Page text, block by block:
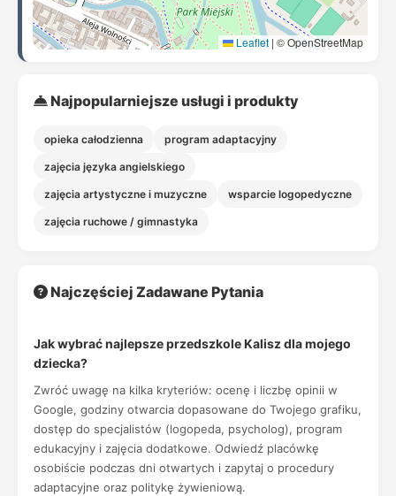
Leaflet | © OpenStreetMap
Najpopularniejsze usługi i produkty
opieka całodzienna program adaptacyjny
zajęcia języka angielskiego
zajęcia artystyczne i muzyczne wsparcie logopedyczne
zajęcia ruchowe / gimnastyka
Najczęściej Zadawane Pytania
Jak wybrać najlepsze przedszkole Kalisz dla mojego
dziecka?
Zwróć uwagę na kilka kryteriów: ocenę i liczbę opinii w
Google, godziny otwarcia dopasowane do Twojego grafiku,
dostęp do specjalistów (logopeda, psycholog), program
edukacyjny i zajęcia dodatkowe. Odwiedź placówkę
osobiście podczas dni otwartych i zapytaj o procedury
adaptacyjne oraz politykę żywieniową.